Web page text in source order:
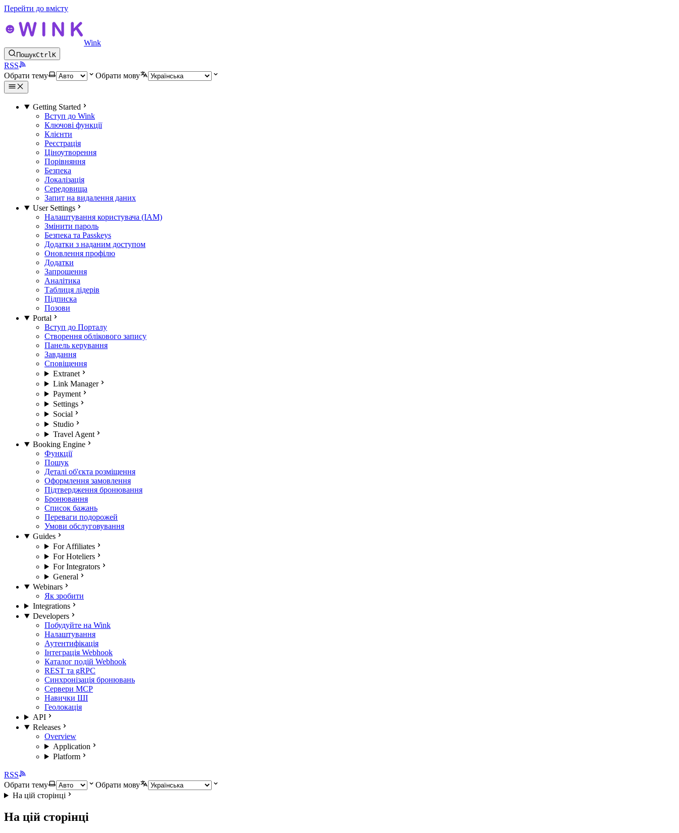
Перейти до вмісту
Wink
ПошукCtrlK
RSS
Обрати тему
Обрати мову
Getting Started
Вступ до Wink
Ключові функції
Клієнти
Реєстрація
Ціноутворення
Порівняння
Безпека
Локалізація
Середовища
Запит на видалення даних
User Settings
Налаштування користувача (IAM)
Змінити пароль
Безпека та Passkeys
Додатки з наданим доступом
Оновлення профілю
Додатки
Запрошення
Аналітика
Таблиця лідерів
Підписка
Позови
Portal
Вступ до Порталу
Створення облікового запису
Панель керування
Завдання
Сповіщення
Extranet
Link Manager
Payment
Settings
Social
Studio
Travel Agent
Booking Engine
Функції
Пошук
Деталі об'єкта розміщення
Оформлення замовлення
Підтвердження бронювання
Бронювання
Список бажань
Переваги подорожей
Умови обслуговування
Guides
For Affiliates
For Hoteliers
For Integrators
General
Webinars
Як зробити
Integrations
Developers
Побудуйте на Wink
Налаштування
Аутентифікація
Інтеграція Webhook
Каталог подій Webhook
REST та gRPC
Синхронізація бронювань
Сервери MCP
Навички ШІ
Геолокація
API
Releases
Overview
Application
Platform
RSS
Обрати тему
Обрати мову
На цій сторінці
На цій сторінці